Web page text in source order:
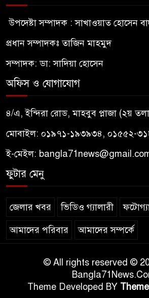
উপদেষ্টা সম্পাদক : সাখাওয়াত হোসেন
প্রধান সম্পাদকঃ তাজিন মাহমুদ
সম্পাদক: ডা: সাদিয়া হোসেন
অফিস ও যোগাযোগ
৪/এ, ইন্দিরা রোড, মাহবুব প্লাজা (২য়
মোবাইল: ০১৯৭১-১৯৩৯৩৪, ০১৫৫২-
ই-মেইল:
ফুটার মেনু
জেলার খবর ভিডিও গ্যালারী
আমাদের পরিবার আমাদের সম্পর্কে
© All rights reserved ©
Theme Developed BY